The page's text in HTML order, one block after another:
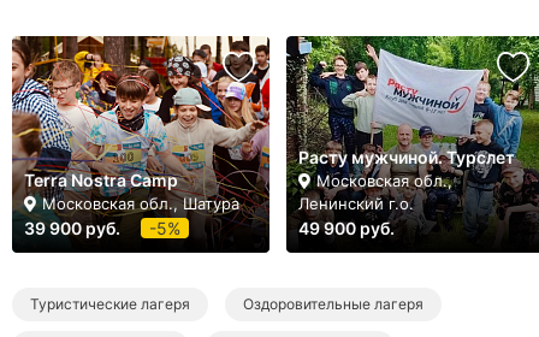
Terra Nostra Camp
Московская обл., Шатура
39 900 руб. -5%
Расту мужчиной. Турслет
Московская обл.,
Ленинский г.о.
49 900 руб.
Туристические лагеря Оздоровительные лагеря